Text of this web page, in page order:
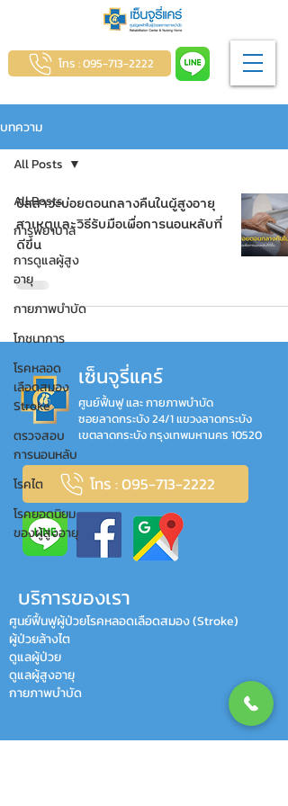
โทร : 095-713-2222
บทความ
All Posts
การพยาบาล
การดูแลผู้สูง
อายุ
กายภาพบำบัด
โภชนาการ
โรคหลอด
เลือดสมอง
Stroke
ตรวจสอบ
การนอนหลับ
โรคไต
โรคยอดนิยม
ของผู้สูงอายุ
All Posts
ปัสสาวะบ่อยตอนกลางคืนในผู้สูงอายุ
สาเหตุและวิธีรับมือเพื่อการนอนหลับที่
ดีขึ้น
เซ็นจูรี่แคร์
ศูนย์ฟื้นฟู และ กายภาพบำบัด
ซอยลาดกระบัง 24/1 แขวงลาดกระบัง
เขตลาดกระบัง กรุงเทพมหานคร 10520
โทร : 095-713-2222
บริการของเรา
ศูนย์ฟื้นฟูผู้ป่วยโรคหลอดเลือดสมอง (Stroke)
ผู้ป่วยล้างไต
ดูแลผู้ป่วย
ดูแลผู้สูงอายุ
กายภาพบำบัด